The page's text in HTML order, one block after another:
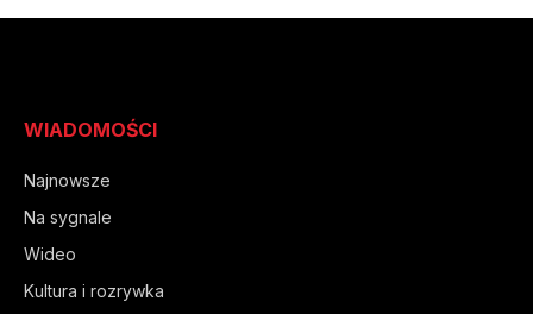
WIADOMOŚCI
Najnowsze
Na sygnale
Wideo
Kultura i rozrywka